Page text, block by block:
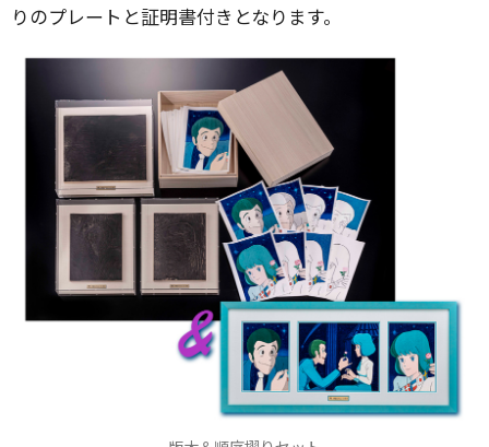
りのプレートと証明書付きとなります。